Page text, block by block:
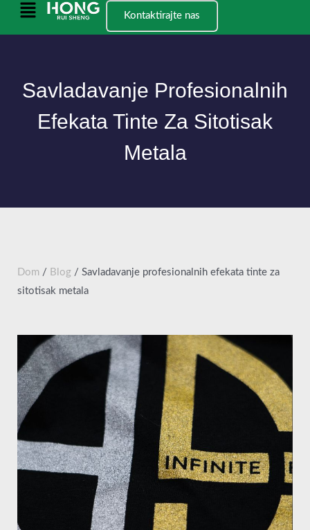
PreskočiGlavni
Kontaktirajte nas
Savladavanje Profesionalnih
Efekata Tinte Za Sitotisak
Metala
Dom / Blog / Savladavanje profesionalnih efekata tinte za
sitotisak metala